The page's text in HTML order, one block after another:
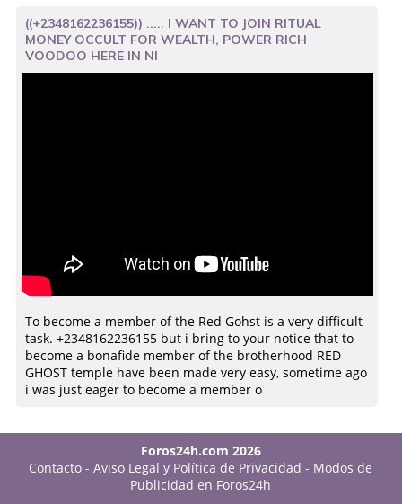
((+2348162236155)) ..... I WANT TO JOIN RITUAL
MONEY OCCULT FOR WEALTH, POWER RICH
VOODOO HERE IN NI
To become a member of the Red Gohst is a very difficult
task. +2348162236155 but i bring to your notice that to
become a bonafide member of the brotherhood RED
GHOST temple have been made very easy, sometime ago
i was just eager to become a member o
Foros24h.com 2026
Contacto -Aviso Legal y Política de Privacidad - Modos de
Publicidad en Foros24h